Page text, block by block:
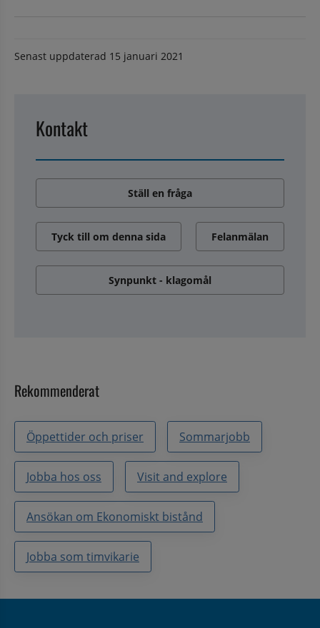
Senast uppdaterad 15 januari 2021
Kontakt
Ställ en fråga
Tyck till om denna sida Felanmälan
Synpunkt - klagomål
Rekommenderat
Öppettider och priser Sommarjobb
Jobba hos oss Visit and explore
Ansökan om Ekonomiskt bistånd
Jobba som timvikarie